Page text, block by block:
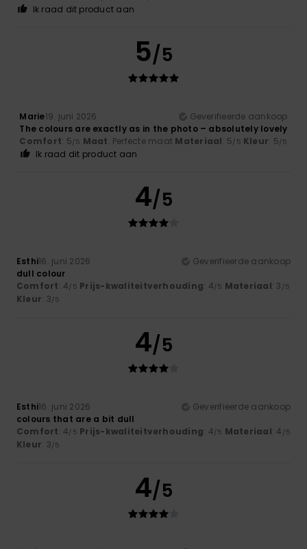
Ik raad dit product aan
5/5
Marie19. juni 2026
Geverifieerde aankoop
The colours are exactly as in the photo – absolutely lovely
Comfort: 5/5 Maat: Perfecte maat Materiaal: 5/5 Kleur: 5/5
Ik raad dit product aan
4/5
Esthi16. juni 2026
Geverifieerde aankoop
dull colour
Comfort: 4/5 Prijs-kwaliteitverhouding: 4/5 Materiaal: 3 /5
Kleur: 3/5
4/5
Esthi16. juni 2026
Geverifieerde aankoop
colours that are a bit dull
Comfort: 4/5 Prijs-kwaliteitverhouding: 4/5 Materiaal: 4 /5
Kleur: 3/5
4/5